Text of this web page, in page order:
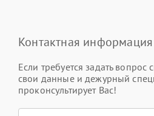
Контактная информация
Если требуется задать вопрос
свои данные и дежурный
проконсультирует Вас!